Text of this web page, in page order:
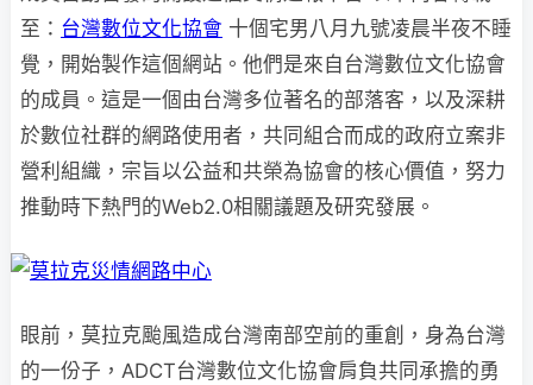
至： 台灣數位文化協會 十個宅男八月九號凌晨半夜不睡
覺，開始製作這個網站。他們是來自台灣數位文化協會
的成員。這是一個由台灣多位著名的部落客，以及深耕
於數位社群的網路使用者，共同組合而成的政府立案非
營利組織，宗旨以公益和共榮為協會的核心價值，努力
推動時下熱門的Web2.0相關議題及研究發展。
眼前，莫拉克颱風造成台灣南部空前的重創，身為台灣
的一份子，ADCT台灣數位文化協會肩負共同承擔的勇